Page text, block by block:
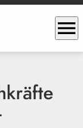
menu